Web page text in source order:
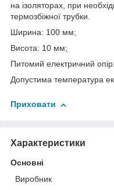
на ізоляторах, при
термозбіжної трубки.
Ширина: 100 мм;
Висота: 10 мм;
Питомий електричний
Допустима температура
Приховати
Характеристики
Основні
Виробник